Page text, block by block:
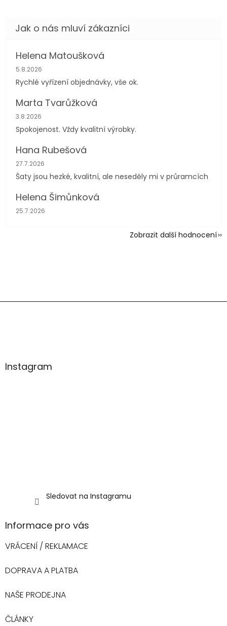
Helena Matoušková
Hodnocení obchodu je 5 z 5 hvězdiček.
5.8.2026
Rychlé vyřízení objednávky, vše ok.
Marta Tvarůžková
Hodnocení obchodu je 5 z 5 hvězdiček.
3.8.2026
Spokojenost. Vždy kvalitní výrobky.
Hana Rubešová
Hodnocení obchodu je 4 z 5 hvězdiček.
27.7.2026
Šaty jsou hezké, kvalitní, ale neseděly mi v průramcích
Helena Šimůnková
Hodnocení obchodu je 5 z 5 hvězdiček.
25.7.2026
Zobrazit další hodnocení
p
Instagram
Sledovat na Instagramu
Informace pro vás
VRÁCENÍ / REKLAMACE
DOPRAVA A PLATBA
NAŠE PRODEJNA
ČLÁNKY